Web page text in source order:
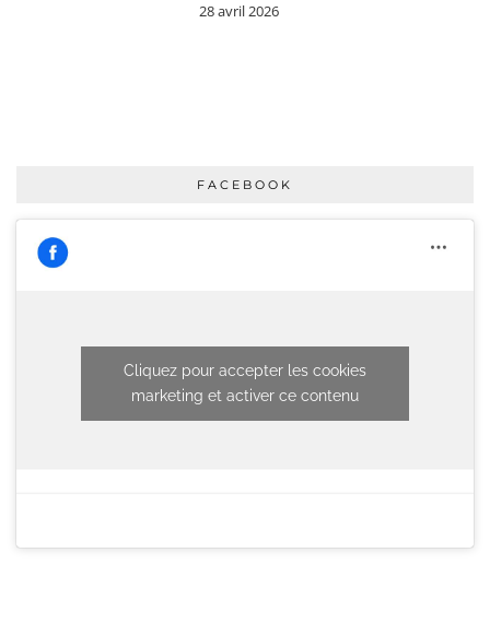
28 avril 2026
FACEBOOK
Cliquez pour accepter les cookies
marketing et activer ce contenu